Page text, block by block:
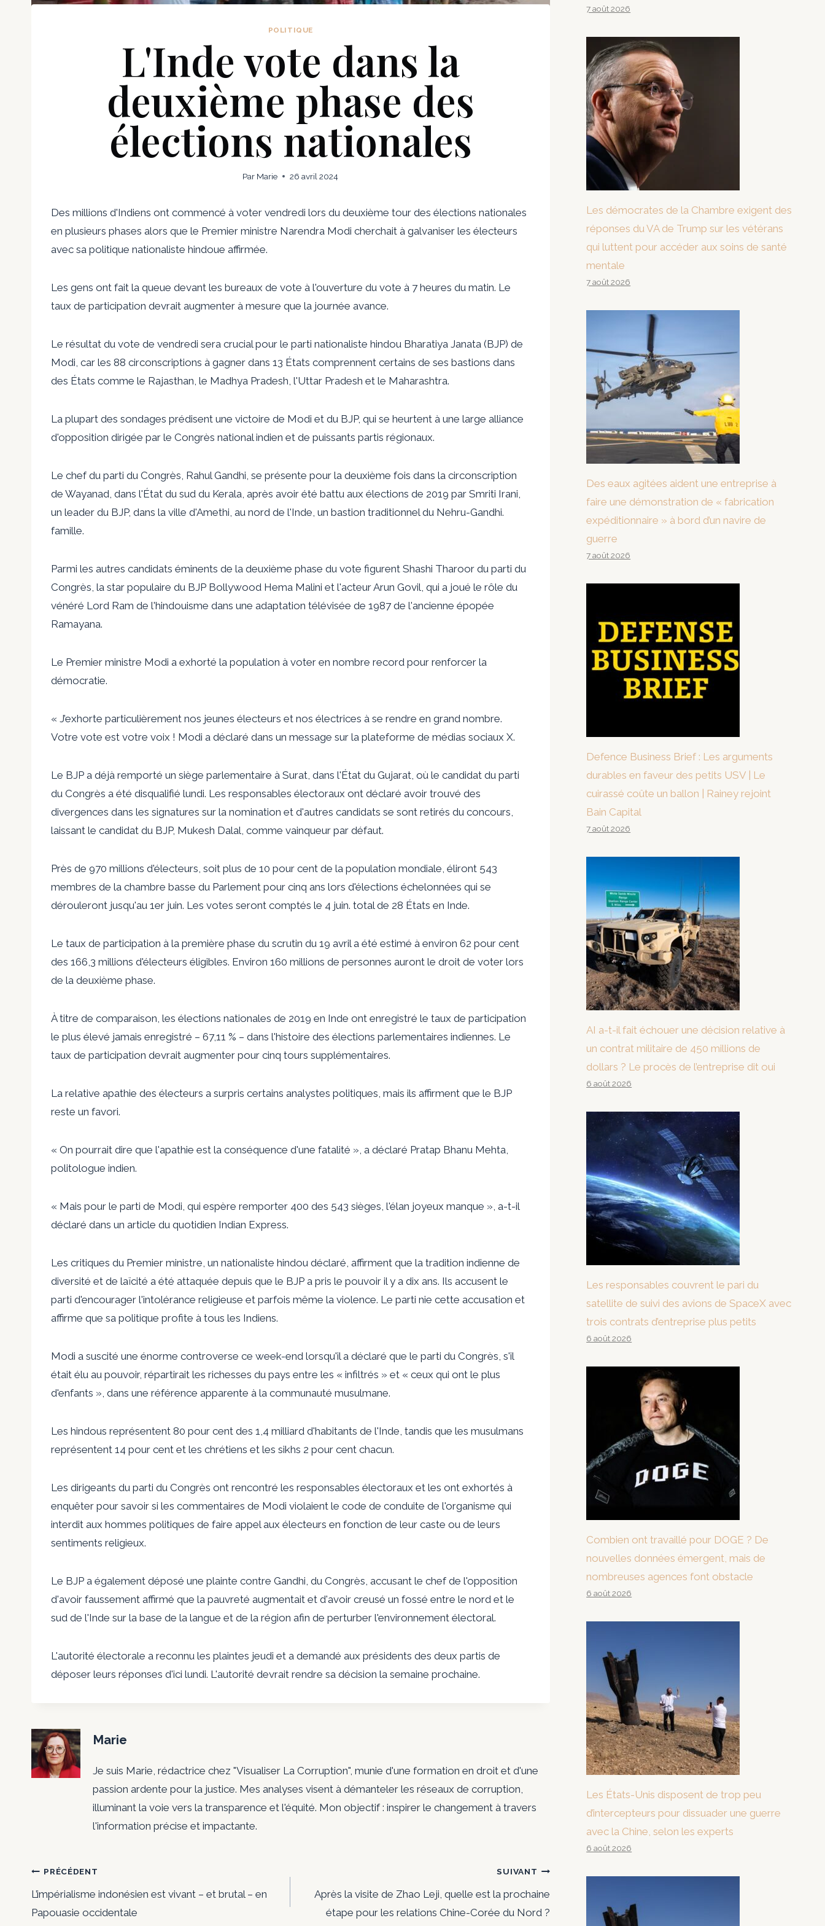
POLITIQUE
L'Inde vote dans la
deuxième phase des
élections nationales
Par Marie 26 avril 2024
Des millions d'Indiens ont commencé à voter vendredi lors du deuxième tour des élections nationales
en plusieurs phases alors que le Premier ministre Narendra Modi cherchait à galvaniser les électeurs
avec sa politique nationaliste hindoue affirmée.
Les gens ont fait la queue devant les bureaux de vote à l'ouverture du vote à 7 heures du matin. Le
taux de participation devrait augmenter à mesure que la journée avance.
Le résultat du vote de vendredi sera crucial pour le parti nationaliste hindou Bharatiya Janata (BJP) de
Modi, car les 88 circonscriptions à gagner dans 13 États comprennent certains de ses bastions dans
des États comme le Rajasthan, le Madhya Pradesh, l'Uttar Pradesh et le Maharashtra.
La plupart des sondages prédisent une victoire de Modi et du BJP, qui se heurtent à une large alliance
d'opposition dirigée par le Congrès national indien et de puissants partis régionaux.
Le chef du parti du Congrès, Rahul Gandhi, se présente pour la deuxième fois dans la circonscription
de Wayanad, dans l'État du sud du Kerala, après avoir été battu aux élections de 2019 par Smriti Irani,
un leader du BJP, dans la ville d'Amethi, au nord de l'Inde, un bastion traditionnel du Nehru-Gandhi.
famille.
Parmi les autres candidats éminents de la deuxième phase du vote figurent Shashi Tharoor du parti du
Congrès, la star populaire du BJP Bollywood Hema Malini et l'acteur Arun Govil, qui a joué le rôle du
vénéré Lord Ram de l'hindouisme dans une adaptation télévisée de 1987 de l'ancienne épopée
Ramayana.
Le Premier ministre Modi a exhorté la population à voter en nombre record pour renforcer la
démocratie.
« J’exhorte particulièrement nos jeunes électeurs et nos électrices à se rendre en grand nombre.
Votre vote est votre voix ! Modi a déclaré dans un message sur la plateforme de médias sociaux X.
Le BJP a déjà remporté un siège parlementaire à Surat, dans l'État du Gujarat, où le candidat du parti
du Congrès a été disqualifié lundi. Les responsables électoraux ont déclaré avoir trouvé des
divergences dans les signatures sur la nomination et d'autres candidats se sont retirés du concours,
laissant le candidat du BJP, Mukesh Dalal, comme vainqueur par défaut.
Près de 970 millions d'électeurs, soit plus de 10 pour cent de la population mondiale, éliront 543
membres de la chambre basse du Parlement pour cinq ans lors d'élections échelonnées qui se
dérouleront jusqu'au 1er juin. Les votes seront comptés le 4 juin. total de 28 États en Inde.
Le taux de participation à la première phase du scrutin du 19 avril a été estimé à environ 62 pour cent
des 166,3 millions d'électeurs éligibles. Environ 160 millions de personnes auront le droit de voter lors
de la deuxième phase.
À titre de comparaison, les élections nationales de 2019 en Inde ont enregistré le taux de participation
le plus élevé jamais enregistré – 67,11 % – dans l'histoire des élections parlementaires indiennes. Le
taux de participation devrait augmenter pour cinq tours supplémentaires.
La relative apathie des électeurs a surpris certains analystes politiques, mais ils affirment que le BJP
reste un favori.
« On pourrait dire que l'apathie est la conséquence d'une fatalité », a déclaré Pratap Bhanu Mehta,
politologue indien.
« Mais pour le parti de Modi, qui espère remporter 400 des 543 sièges, l'élan joyeux manque », a-t-il
déclaré dans un article du quotidien Indian Express.
Les critiques du Premier ministre, un nationaliste hindou déclaré, affirment que la tradition indienne de
diversité et de laïcité a été attaquée depuis que le BJP a pris le pouvoir il y a dix ans. Ils accusent le
parti d'encourager l'intolérance religieuse et parfois même la violence. Le parti nie cette accusation et
affirme que sa politique profite à tous les Indiens.
Modi a suscité une énorme controverse ce week-end lorsqu'il a déclaré que le parti du Congrès, s'il
était élu au pouvoir, répartirait les richesses du pays entre les « infiltrés » et « ceux qui ont le plus
d'enfants », dans une référence apparente à la communauté musulmane.
Les hindous représentent 80 pour cent des 1,4 milliard d'habitants de l'Inde, tandis que les musulmans
représentent 14 pour cent et les chrétiens et les sikhs 2 pour cent chacun.
Les dirigeants du parti du Congrès ont rencontré les responsables électoraux et les ont exhortés à
enquêter pour savoir si les commentaires de Modi violaient le code de conduite de l'organisme qui
interdit aux hommes politiques de faire appel aux électeurs en fonction de leur caste ou de leurs
sentiments religieux.
Le BJP a également déposé une plainte contre Gandhi, du Congrès, accusant le chef de l'opposition
d'avoir faussement affirmé que la pauvreté augmentait et d'avoir creusé un fossé entre le nord et le
sud de l'Inde sur la base de la langue et de la région afin de perturber l'environnement électoral.
L'autorité électorale a reconnu les plaintes jeudi et a demandé aux présidents des deux partis de
déposer leurs réponses d'ici lundi. L'autorité devrait rendre sa décision la semaine prochaine.
Marie
Je suis Marie, rédactrice chez "Visualiser La Corruption", munie d'une formation en droit et d'une
passion ardente pour la justice. Mes analyses visent à démanteler les réseaux de corruption,
illuminant la voie vers la transparence et l'équité. Mon objectif : inspirer le changement à travers
l'information précise et impactante.
Navigation
de
PRÉCÉDENT
L’impérialisme indonésien est vivant – et brutal – en
Papouasie occidentale
SUIVANT
Après la visite de Zhao Leji, quelle est la prochaine
étape pour les relations Chine-Corée du Nord ?
7 août 2026
Les démocrates de la Chambre exigent des
réponses du VA de Trump sur les vétérans
qui luttent pour accéder aux soins de santé
mentale
7 août 2026
Des eaux agitées aident une entreprise à
faire une démonstration de « fabrication
expéditionnaire » à bord d’un navire de
guerre
7 août 2026
Defence Business Brief : Les arguments
durables en faveur des petits USV | Le
cuirassé coûte un ballon | Rainey rejoint
Bain Capital
7 août 2026
AI a-t-il fait échouer une décision relative à
un contrat militaire de 450 millions de
dollars ? Le procès de l’entreprise dit oui
6 août 2026
Les responsables couvrent le pari du
satellite de suivi des avions de SpaceX avec
trois contrats d’entreprise plus petits
6 août 2026
Combien ont travaillé pour DOGE ? De
nouvelles données émergent, mais de
nombreuses agences font obstacle
6 août 2026
Les États-Unis disposent de trop peu
d’intercepteurs pour dissuader une guerre
avec la Chine, selon les experts
6 août 2026